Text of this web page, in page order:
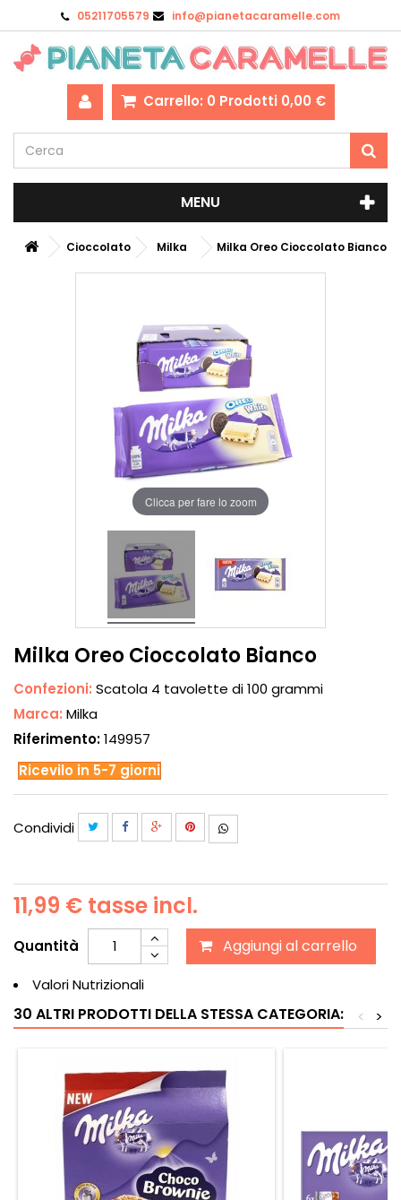
05211705579 info@pianetacaramelle.com
Carrello: 0 Prodotti 0,00 €
MENU
Cioccolato Milka Milka Oreo Cioccolato Bianco
Clicca per fare lo zoom
Milka Oreo Cioccolato Bianco
Confezioni: Scatola 4 tavolette di 100 grammi
Marca: Milka
Riferimento:149957
Ricevilo in 5-7 giorni
Condividi
11,99 € tasse incl.
Quantità Aggiungi al carrello
Valori Nutrizionali
30 ALTRI PRODOTTI DELLA STESSA CATEGORIA: >
<